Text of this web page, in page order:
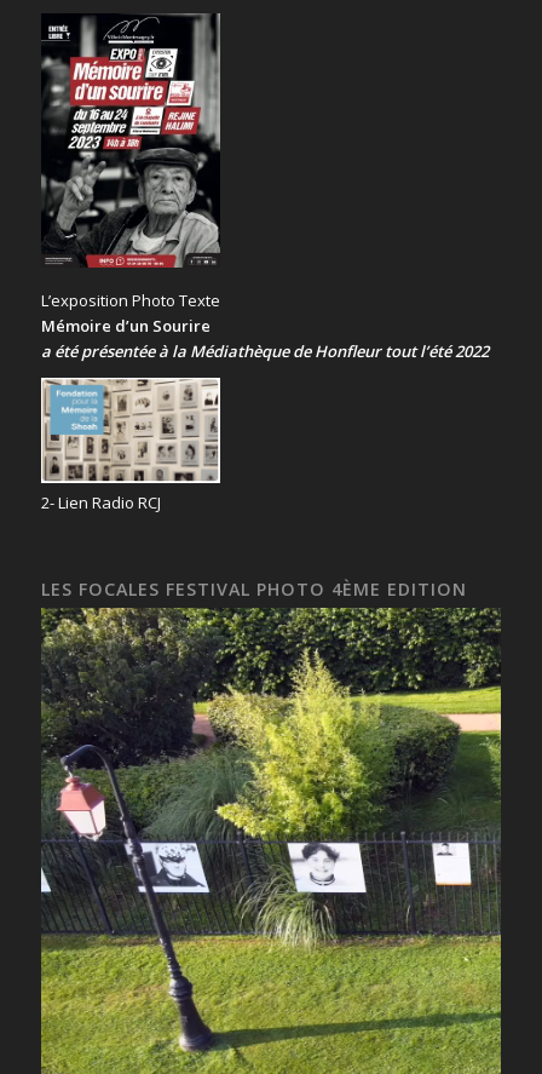
L’exposition Photo Texte
Mémoire d’un Sourire
a été présentéeà la Médiathèque de Honfleur tout l’été 2022
2- Lien Radio RCJ
LES FOCALES FESTIVAL PHOTO 4ÈME EDITION